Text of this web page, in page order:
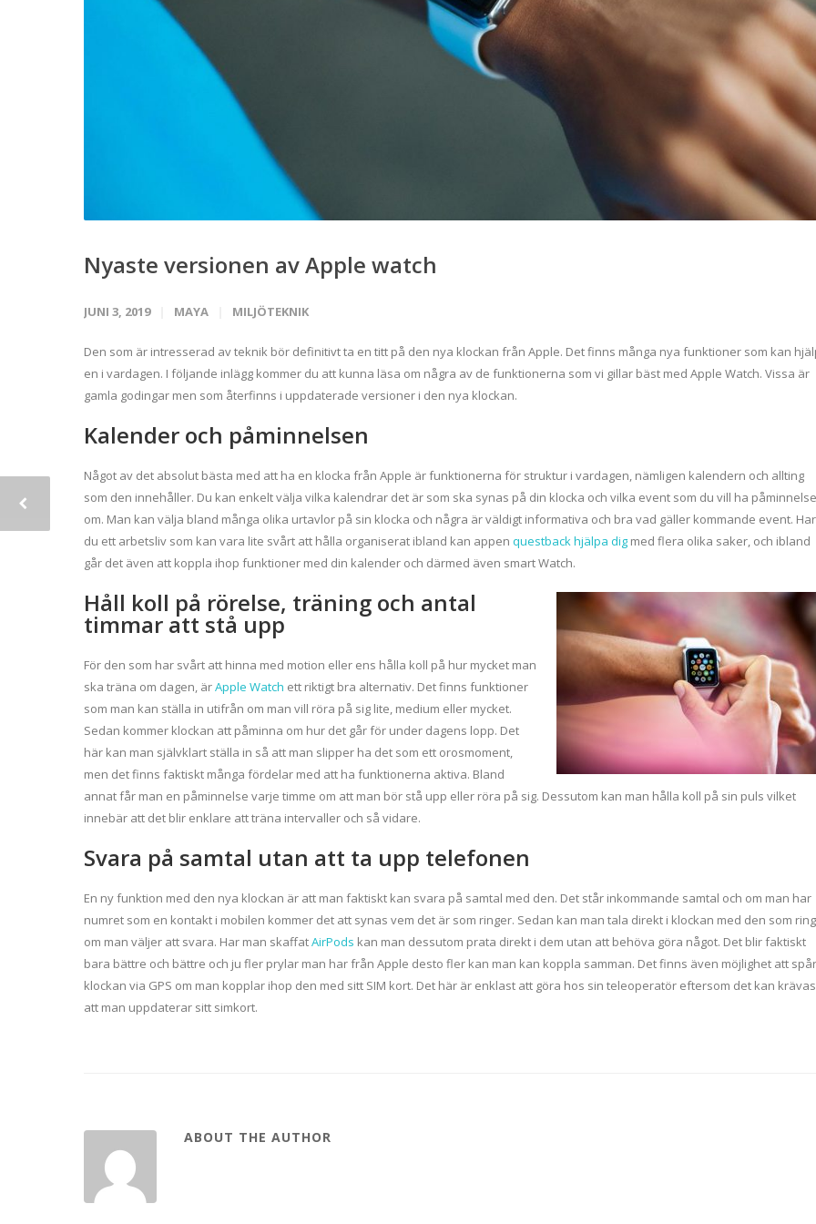
Nyaste versionen av Apple watch
JUNI 3, 2019 MAYA MILJÖTEKNIK
Den som är intresserad av teknik bör definitivt ta en titt på den nya klockan från Apple. Det finns många nya funktioner som kan
en i vardagen. I följande inlägg kommer du att kunna läsa om några av de funktionerna som vi gillar bäst med Apple Watch. Vissa är
gamla godingar men som återfinns i uppdaterade versioner i den nya klockan.
Kalender och påminnelsen
Något av det absolut bästa med att ha en klocka från Apple är funktionerna för struktur i vardagen, nämligen kalendern och allting
som den innehåller. Du kan enkelt välja vilka kalendrar det är som ska synas på din klocka och vilka event som du vill ha
om. Man kan välja bland många olika urtavlor på sin klocka och några är väldigt informativa och bra vad gäller kommande event. Har
du ett arbetsliv som kan vara lite svårt att hålla organiserat ibland kan appen questback hjälpa dig med flera olika saker, och ibland
går det även att koppla ihop funktioner med din kalender och därmed även smart Watch.
Håll koll på rörelse, träning och antal
timmar att stå upp
För den som har svårt att hinna med motion eller ens hålla koll på hur mycket man
ska träna om dagen, ärApple Watch ett riktigt bra alternativ. Det finns funktioner
som man kan ställa in utifrån om man vill röra på sig lite, medium eller mycket.
Sedan kommer klockan att påminna om hur det går för under dagens lopp. Det
här kan man självklart ställa in så att man slipper ha det som ett orosmoment,
men det finns faktiskt många fördelar med att ha funktionerna aktiva. Bland
annat får man en påminnelse varje timme om att man bör stå upp eller röra på sig. Dessutom kan man hålla koll på sin puls vilket
innebär att det blir enklare att träna intervaller och så vidare.
Svara på samtal utan att ta upp telefonen
En ny funktion med den nya klockan är att man faktiskt kan svara på samtal med den. Det står inkommande samtal och om man har
numret som en kontakt i mobilen kommer det att synas vem det är som ringer. Sedan kan man tala direkt i klockan med den som
om man väljer att svara. Har man skaffatAirPods kan man dessutom prata direkt i dem utan att behöva göra något. Det blir faktiskt
bara bättre och bättre och ju fler prylar man har från Apple desto fler kan man kan koppla samman. Det finns även möjlighet att
klockan via GPS om man kopplar ihop den med sitt SIM kort. Det här är enklast att göra hos sin teleoperatör eftersom det kan krävas
att man uppdaterar sitt simkort.
ABOUT THE AUTHOR